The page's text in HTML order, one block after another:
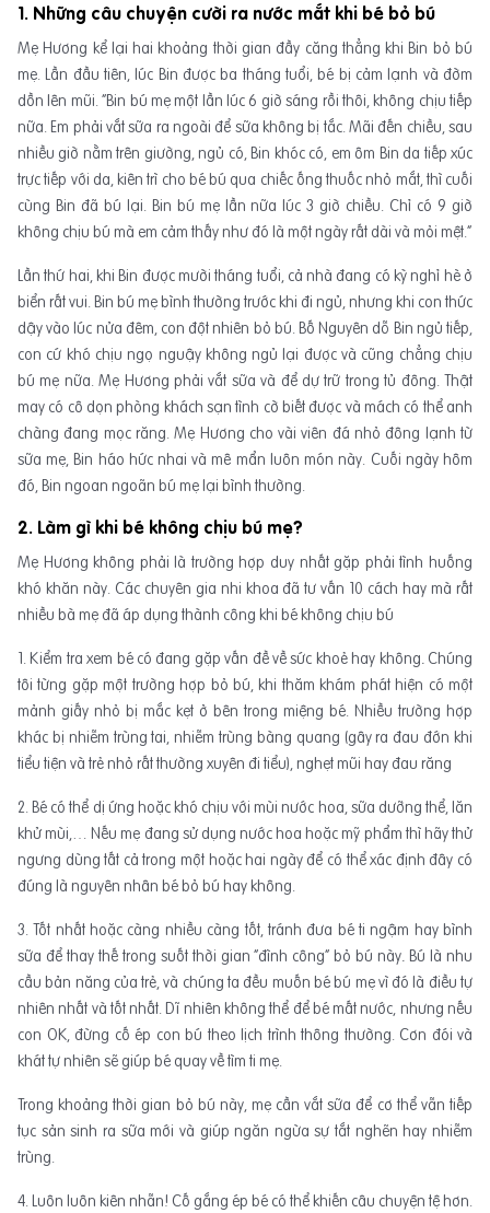
1. Những câu chuyện cười ra nước mắt khi bé bỏ bú
Mẹ Hương kể lại hai khoảng thời gian đầy căng thẳng khi Bin bỏ bú
mẹ. Lần đầu tiên, lúc Bin được ba tháng tuổi, bé bị cảm lạnh và đờm
dồn lên mũi. “Bin bú mẹ một lần lúc 6 giờ sáng rồi thôi, không chịu tiếp
nữa. Em phải vắt sữa ra ngoài để sữa không bị tắc. Mãi đến chiều, sau
nhiều giờ nằm trên giường, ngủ có, Bin khóc có, em ôm Bin da tiếp xúc
trực tiếp với da, kiên trì cho bé bú qua chiếc ống thuốc nhỏ mắt, thì cuối
cùng Bin đã bú lại. Bin bú mẹ lần nữa lúc 3 giờ chiều. Chỉ có 9 giờ
không chịu bú mà em cảm thấy như đó là một ngày rất dài và mỏi mệt.”
Lần thứ hai, khi Bin được mười tháng tuổi, cả nhà đang có kỳ nghỉ hè ở
biển rất vui. Bin bú mẹ bình thường trước khi đi ngủ, nhưng khi con thức
dậy vào lúc nửa đêm, con đột nhiên bỏ bú. Bố Nguyên dỗ Bin ngủ tiếp,
con cứ khó chịu ngọ nguậy không ngủ lại được và cũng chẳng chịu
bú mẹ nữa. Mẹ Hương phải vắt sữa và để dự trữ trong tủ đông. Thật
may có cô dọn phòng khách sạn tình cờ biết được và mách có thể anh
chàng đang mọc răng. Mẹ Hương cho vài viên đá nhỏ đông lạnh từ
sữa mẹ, Bin háo hức nhai và mê mẩn luôn món này. Cuối ngày hôm
đó, Bin ngoan ngoãn bú mẹ lại bình thường.
2. Làm gì khi bé không chịu bú mẹ?
Mẹ Hương không phải là trường hợp duy nhất gặp phải tình huống
khó khăn này. Các chuyên gia nhi khoa đã tư vấn 10 cách hay mà rất
nhiều bà mẹ đã áp dụng thành công khi bé không chịu bú
1. Kiểm tra xem bé có đang gặp vấn đề về sức khoẻ hay không.Chúng
tôi từng gặp một trường hợp bỏ bú, khi thăm khám phát hiện có một
mảnh giấy nhỏ bị mắc kẹt ở bên trong miệng bé. Nhiều trường hợp
khác bị nhiễm trùng tai, nhiễm trùng bàng quang (gây ra đau đớn khi
tiểu tiện và trẻ nhỏ rất thường xuyên đi tiểu), nghẹt mũi hay đau răng
2. Bé có thể dị ứng hoặc khó chịu với mùi nước hoa, sữa dưỡng thể, lăn
khử mùi,… Nếu mẹ đang sử dụng nước hoa hoặc mỹ phẩm thì hãy thử
ngưng dùng tất cả trong một hoặc hai ngày để có thể xác định đây có
đúng là nguyên nhân bé bỏ bú hay không.
3. Tốt nhất hoặc càng nhiều càng tốt, tránh đưa bé ti ngậm hay bình
sữa để thay thế trong suốt thời gian “đình công” bỏ bú này. Bú là nhu
cầu bản năng của trẻ, và chúng ta đều muốn bé bú mẹ vì đó là điều tự
nhiên nhất và tốt nhất. Dĩ nhiên không thể để bé mất nước, nhưng nếu
con OK, đừng cố ép con bú theo lịch trình thông thường. Cơn đói và
khát tự nhiên sẽ giúp bé quay về tìm ti mẹ.
Trong khoảng thời gian bỏ bú này, mẹ cần vắt sữa để cơ thể vẫn tiếp
tục sản sinh ra sữa mới và giúp ngăn ngừa sự tắt nghẽn hay nhiễm
trùng.
4. Luôn luôn kiên nhẫn! Cố gắng ép bé có thể khiến câu chuyện tệ hơn.